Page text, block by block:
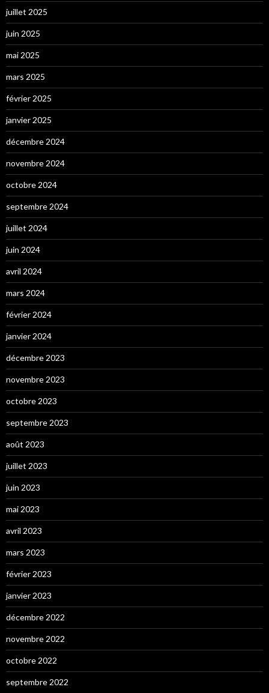
juillet 2025
juin 2025
mai 2025
mars 2025
février 2025
janvier 2025
décembre 2024
novembre 2024
octobre 2024
septembre 2024
juillet 2024
juin 2024
avril 2024
mars 2024
février 2024
janvier 2024
décembre 2023
novembre 2023
octobre 2023
septembre 2023
août 2023
juillet 2023
juin 2023
mai 2023
avril 2023
mars 2023
février 2023
janvier 2023
décembre 2022
novembre 2022
octobre 2022
septembre 2022